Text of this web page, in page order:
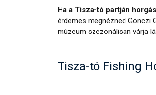
Ha a Tisza-tó partján
érdemes megnézned Gönczi
múzeum szezonálisan várja
Tisza-tó Fishing